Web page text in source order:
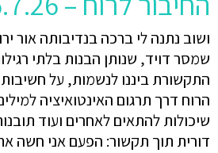
ושוב נתנה לי ברכה בנדיבותה אור
שמסר דויד, שנותן הבנות בלתי
התקשורת ביננו לנשמות, על
הרוח דרך תרגום האינטואיציה
שיכולות להתאים לאחרים ועוד
דורית תוך תקשור: הפעם אני חשה